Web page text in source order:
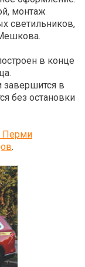
монтаж
светильников,
в конце
завершится в
без остановки
Перми
.